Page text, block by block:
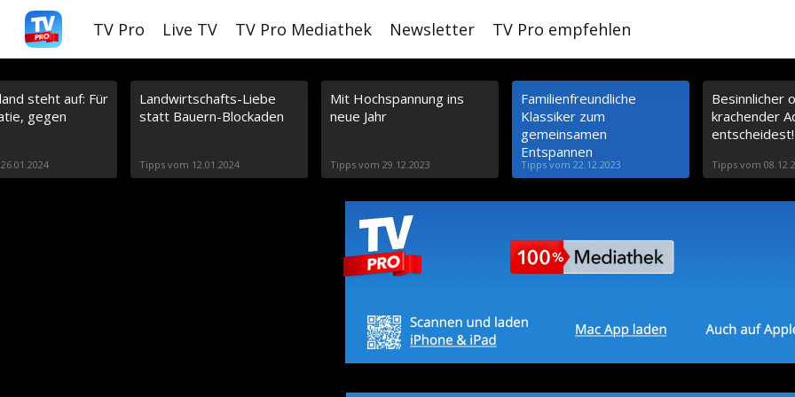
p
o
TV Pro Live TV TV Pro Mediathek Newsletter TV Pro empfehlen
steht auf: Für
gegen
Landwirtschafts-Liebe
statt Bauern-Blockaden
Tipps vom 12.01.2024
Mit Hochspannung ins
neue Jahr
Tipps vom 29.12.2023
Familienfreundliche
Klassiker zum
gemeinsamen
Entspannen
Tipps vom 22.12.2023
Besinnlicher
krachender
entscheidest!
Tipps vom